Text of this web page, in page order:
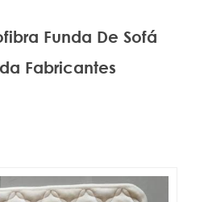
Funda De Sofá
Fabricantes